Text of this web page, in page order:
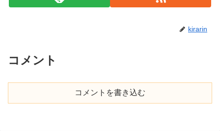
kirarin
コメント
コメントを書き込む